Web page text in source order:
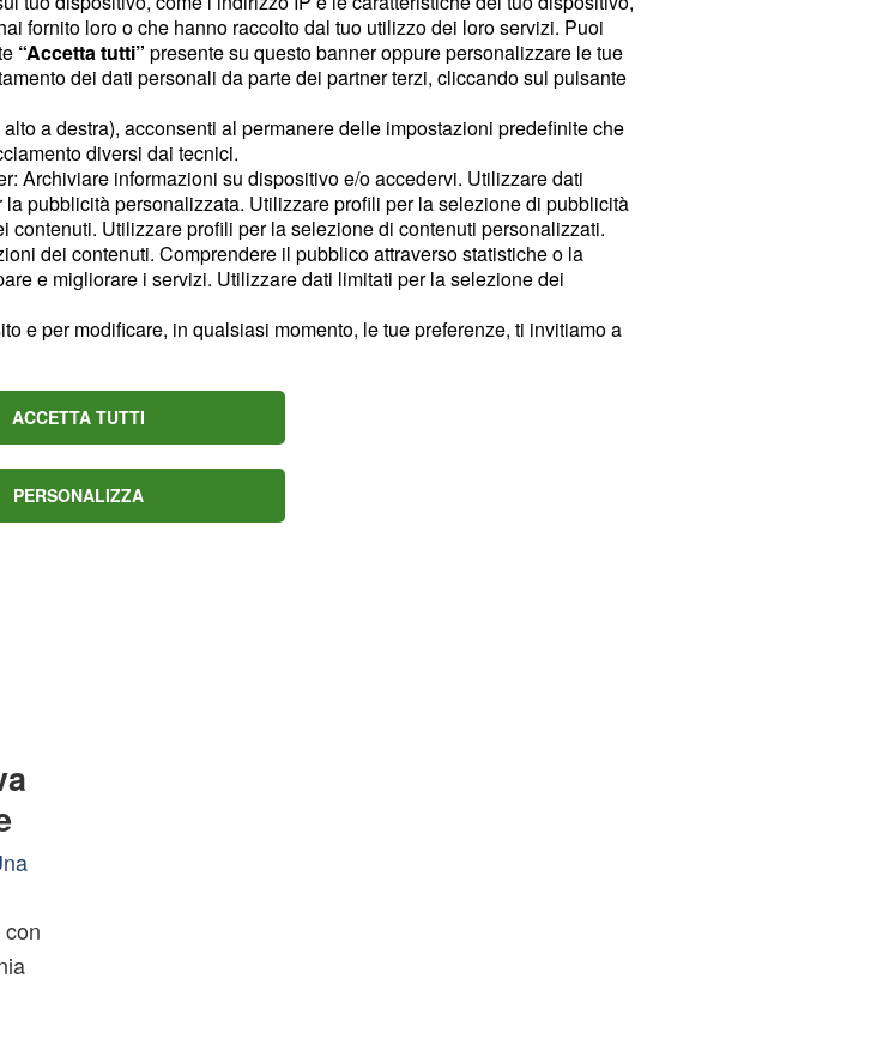
del
con
fornito loro o che hanno raccolto dal tuo utilizzo dei loro servizi. Puoi
“Accetta tutti” presente su questo banner oppure personalizzare le tue
dei dati personali da parte dei partner terzi, cliccando sul pulsante
alto a destra), acconsenti al permanere delle impostazioni predefinite che
diversi dai tecnici.
Archiviare informazioni su dispositivo e/o accedervi. Utilizzare dati
pubblicità personalizzata. Utilizzare profili per la selezione di pubblicità
Utilizzare profili per la selezione di contenuti personalizzati.
dei contenuti. Comprendere il pubblico attraverso statistiche o la
e migliorare i servizi. Utilizzare dati limitati per la selezione dei
e per modificare, in qualsiasi momento, le tue preferenze, ti invitiamo a
ACCETTA TUTTI
PERSONALIZZA